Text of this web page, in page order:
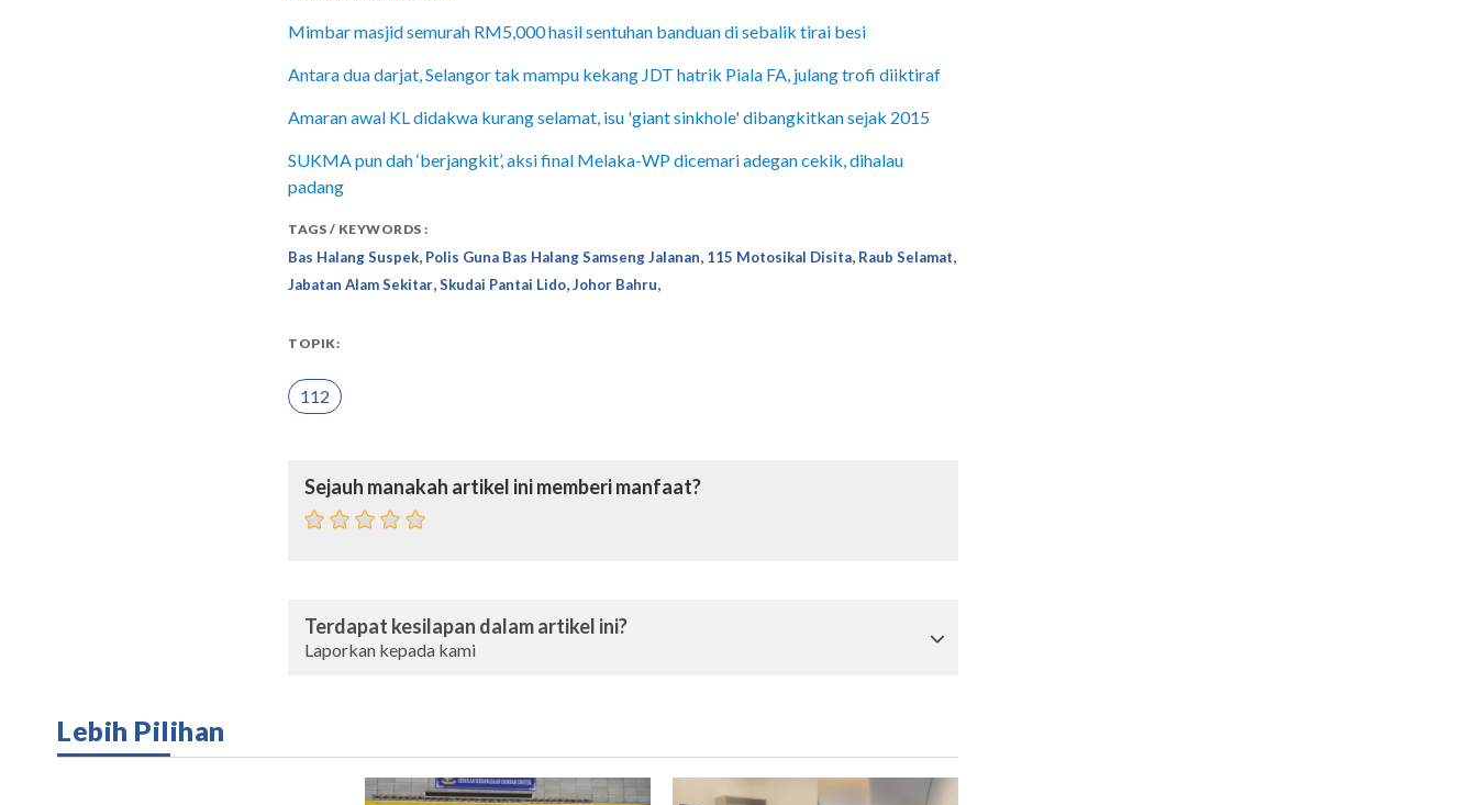
Mimbar masjid semurah RM5,000 hasil sentuhan banduan di sebalik tirai besi
Antara dua darjat, Selangor tak mampu kekang JDT hatrik Piala FA, julang trofi diiktiraf
Amaran awal KL didakwa kurang selamat, isu 'giant sinkhole' dibangkitkan sejak 2015
SUKMA pun dah ‘berjangkit’, aksi final Melaka-WP dicemari adegan cekik, dihalau
padang
TAGS / KEYWORDS :
Bas Halang Suspek Polis Guna Bas Halang Samseng Jalanan 115 Motosikal Disita Raub Selamat
Jabatan Alam Sekitar Skudai Pantai Lido Johor Bahru
TOPIK:
112
Sejauh manakah artikel ini memberi manfaat?
Terdapat kesilapan dalam artikel ini?
Laporkan kepada kami
Lebih Pilihan